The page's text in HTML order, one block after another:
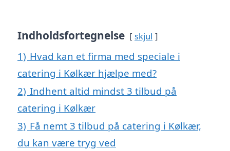
Indholdsfortegnelse skjul
1) Hvad kan et firma med speciale i
catering i Kølkær hjælpe med?
2) Indhent altid mindst 3 tilbud på
catering i Kølkær
3) Få nemt 3 tilbud på catering i Kølkær,
du kan være tryg ved